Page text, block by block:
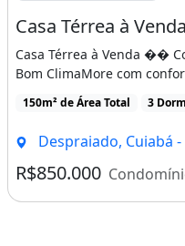
Casa Térrea à Venda ��
Bom ClimaMore com
150m² de Área Total 3
Despraiado, Cuiabá -
R$850.000